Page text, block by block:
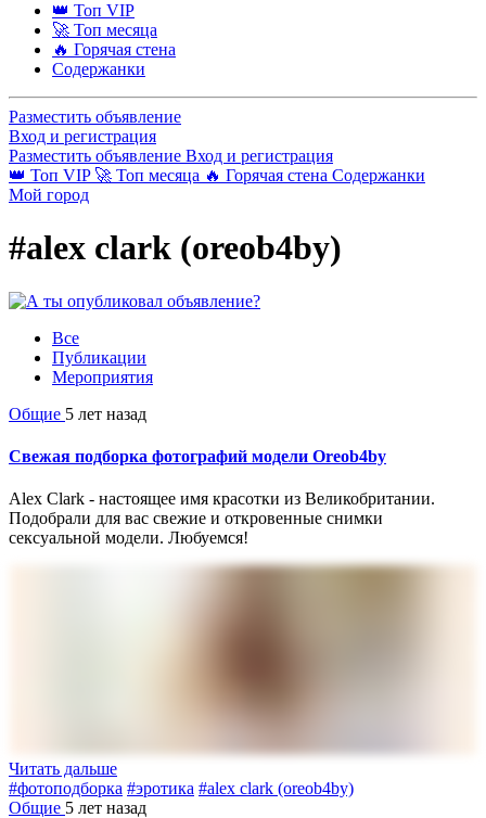
👑 Топ VIP
🚀 Топ месяца
🔥 Горячая стена
Содержанки
Разместить объявление
Вход и регистрация
Разместить объявление Вход и регистрация
👑 Топ VIP 🚀 Топ месяца 🔥 Горячая стена Содержанки
Мой город
#alex clark (oreob4by)
Все
Публикации
Мероприятия
Общие 5 лет назад
Свежая подборка фотографий модели Oreob4by
Alex Clark - настоящее имя красотки из Великобритании.
Подобрали для вас свежие и откровенные снимки
сексуальной модели. Любуемся!
Читать дальше
#фотоподборка #эротика #alex clark (oreob4by)
Общие 5 лет назад